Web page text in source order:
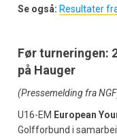
Se også: Resultater
Før turneringen:
på Hauger
(Pressemelding fra
U16-EM European
Golfforbund i